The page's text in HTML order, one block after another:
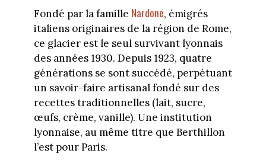
Fondé par la famille Nardone, émigrés
italiens originaires de la région de Rome,
ce glacier est le seul survivant lyonnais
des années 1930. Depuis 1923, quatre
générations se sont succédé, perpétuant
un savoir-faire artisanal fondé sur des
recettes traditionnelles (lait, sucre,
œufs, crème, vanille). Une institution
lyonnaise, au même titre que Berthillon
l’est pour Paris.